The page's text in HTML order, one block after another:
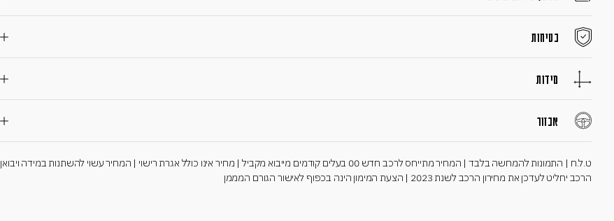
בטיחות
מידות
אבזור
ט.ל.ח | התמונות להמחשה בלבד | המחיר מתייחס לרכב חדש 00 בעלים קודמים מייבוא מקביל | מחיר אינו כולל אגרת רישוי | המחיר עשוי להשתנות במידה ויבואן
הרכב יחליט לעדכן את מחירון הרכב לשנת 2023 | הצעת המימון הינה בכפוף לאישור הגורם המממן